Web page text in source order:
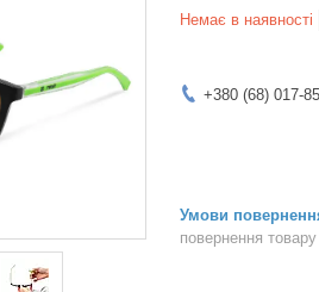
Немає в наявності
+380 (68) 017-
повернення